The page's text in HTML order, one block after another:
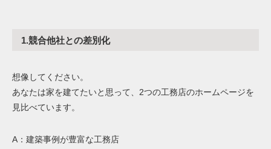
1.競合他社との差別化
想像してください。
あなたは家を建てたいと思って、2つの工務店のホームページを
見比べています。
A：建築事例が豊富な工務店